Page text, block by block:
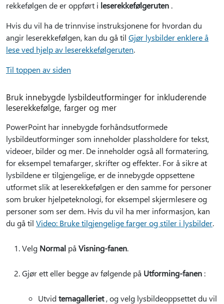
rekkefølgen de er oppført i leserekkefølgeruten .
Hvis du vil ha de trinnvise instruksjonene for hvordan du
angir leserekkefølgen, kan du gå til Gjør lysbilder enklere å
lese ved hjelp av leserekkefølgeruten.
Til toppen av siden
Bruk innebygde lysbildeutforminger for inkluderende
leserekkefølge, farger og mer
PowerPoint har innebygde forhåndsutformede
lysbildeutforminger som inneholder plassholdere for tekst,
videoer, bilder og mer. De inneholder også all formatering,
for eksempel temafarger, skrifter og effekter. For å sikre at
lysbildene er tilgjengelige, er de innebygde oppsettene
utformet slik at leserekkefølgen er den samme for personer
som bruker hjelpeteknologi, for eksempel skjermlesere og
personer som ser dem. Hvis du vil ha mer informasjon, kan
du gå til Video: Bruke tilgjengelige farger og stiler i lysbilder.
Velg Normal på Visning-fanen.
Gjør ett eller begge av følgende på Utforming-fanen :
Utvidtemagalleriet, og velg lysbildeoppsettet du vil